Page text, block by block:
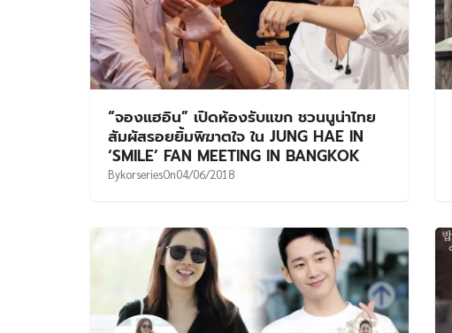
“จองแฮอิน” เปิดห้องรับแขก ชวนนูน่าไทย
สัมผัสรอยยิ้มพิฆาตใจ ใน JUNG HAE IN
‘SMILE’ FAN MEETING IN BANGKOK
BykorseriesOn04/06/2018